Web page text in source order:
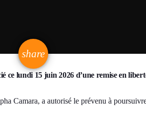
share
email
lundi 15 juin 2026 d’une remise en
Camara, a autorisé le prévenu à